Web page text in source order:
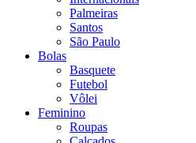
Palmeiras
Santos
São Paulo
Bolas
Basquete
Futebol
Vôlei
Feminino
Roupas